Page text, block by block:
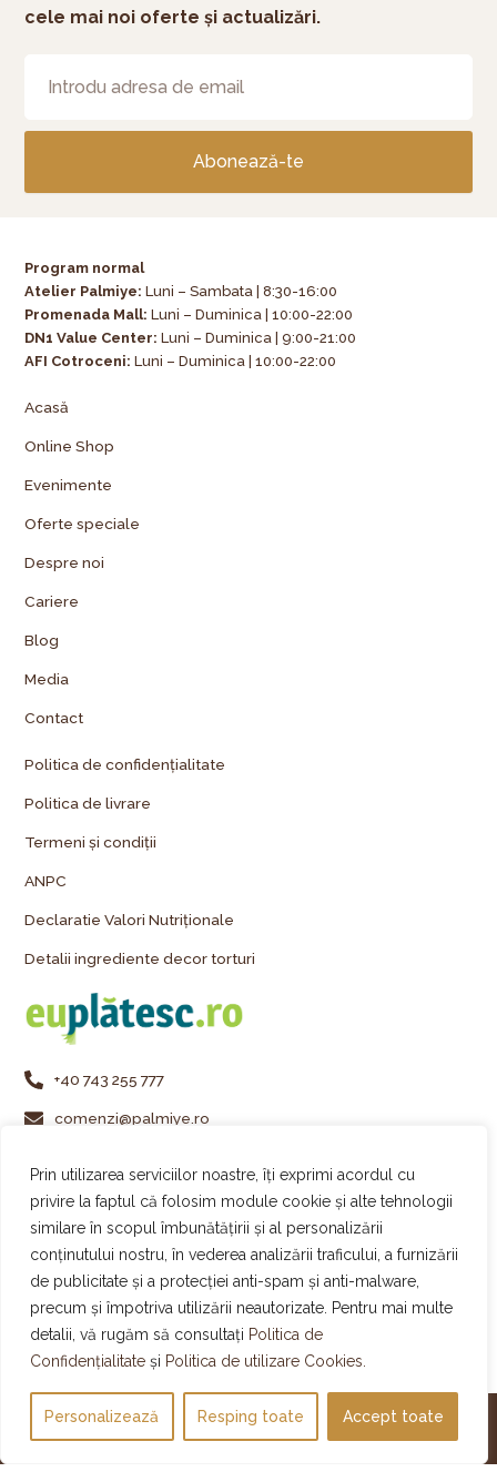
Prin utilizarea serviciilor noastre, îți exprimi acordul cu
privire la faptul că folosim module cookie și alte tehnologii
similare în scopul îmbunătățirii și al personalizării
conținutului nostru, în vederea analizării traficului, a furnizării
de publicitate și a protecției anti-spam și anti-malware,
precum și împotriva utilizării neautorizate. Pentru mai multe
detalii, vă rugăm să consultați Politica de
Confidențialitate și Politica de utilizare Cookies.
Personalizează Resping toate Accept toate
cele mai noi oferte și actualizări.
Abonează-te
Program normal
Atelier Palmiye: Luni – Sambata | 8:30-16:00
Promenada Mall: Luni – Duminica | 10:00-22:00
DN1 Value Center: Luni – Duminica | 9:00-21:00
AFI Cotroceni: Luni – Duminica | 10:00-22:00
Acasă
Online Shop
Evenimente
Oferte speciale
Despre noi
Cariere
Blog
Media
Contact
Politica de confidențialitate
Politica de livrare
Termeni și condiții
ANPC
Declaratie Valori Nutriționale
Detalii ingrediente decor torturi
+40 743 255 777
comenzi@palmiye.ro
Urmărește-ne pe Instagram
Urmărește-ne pe Facebook
Urmărește-ne pe TikTok
Designed & Developed by WEDEV IT
© 2011-2025 All Rights Reserved – Palmiye Cakes&Gelato
Open